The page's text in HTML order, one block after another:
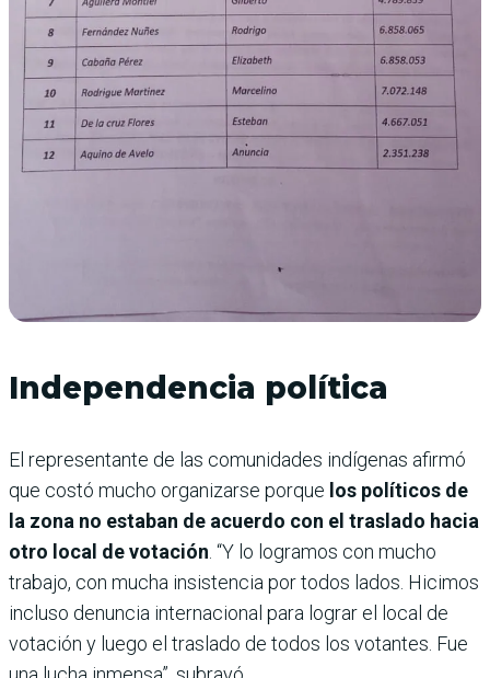
Independencia política
El representante de las comunidades indígenas afirmó
que costó mucho organizarse porque los políticos de
la zona no estaban de acuerdo con el traslado hacia
otro local de votación . “Y lo logramos con mucho
trabajo, con mucha insistencia por todos lados. Hicimos
incluso denuncia internacional para lograr el local de
votación y luego el traslado de todos los votantes. Fue